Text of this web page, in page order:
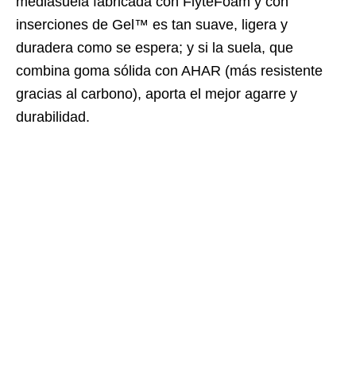
inserciones de Gel™ es tan suave, ligera y
duradera como se espera; y si la suela, que
combina goma sólida con AHAR (más resistente
gracias al carbono), aporta el mejor agarre y
durabilidad.